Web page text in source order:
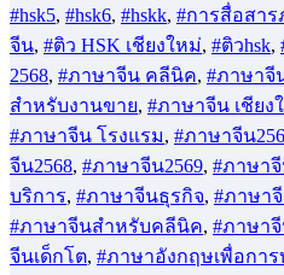
#hsk5, #hsk6, #hskk, #การสื่อสา
จีน, #ติว HSK เชียงใหม่, #ติวhsk,
2568, #ภาษาจีน คลีนิค, #ภาษาจี
สำหรับงานขาย, #ภาษาจีน เชียง
#ภาษาจีน โรงแรม, #ภาษาจีน
จีน2568, #ภาษาจีน2569, #ภาษา
บริการ, #ภาษาจีนธุรกิจ, #ภาษา
#ภาษาจีนสำหรับคลีนิค, #ภาษา
จีนเด็กโต, #ภาษาอังกฤษเพื่อการ